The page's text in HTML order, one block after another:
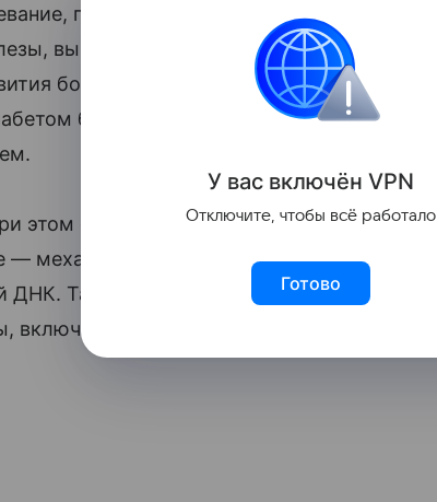
при котором иммунная система
вырабатывающие инсулин. У детей
болезни выше в 8−15 раз. Однако уже
болеют реже, чем дети отцов или
этом одинакова, поэтому ученые
— механизмах, которые регулируют
ДНК. Такие изменения могут быть вызваны
болезни матери, питание или
У вас включён VPN
Отключите, чтобы всё работало
Готово